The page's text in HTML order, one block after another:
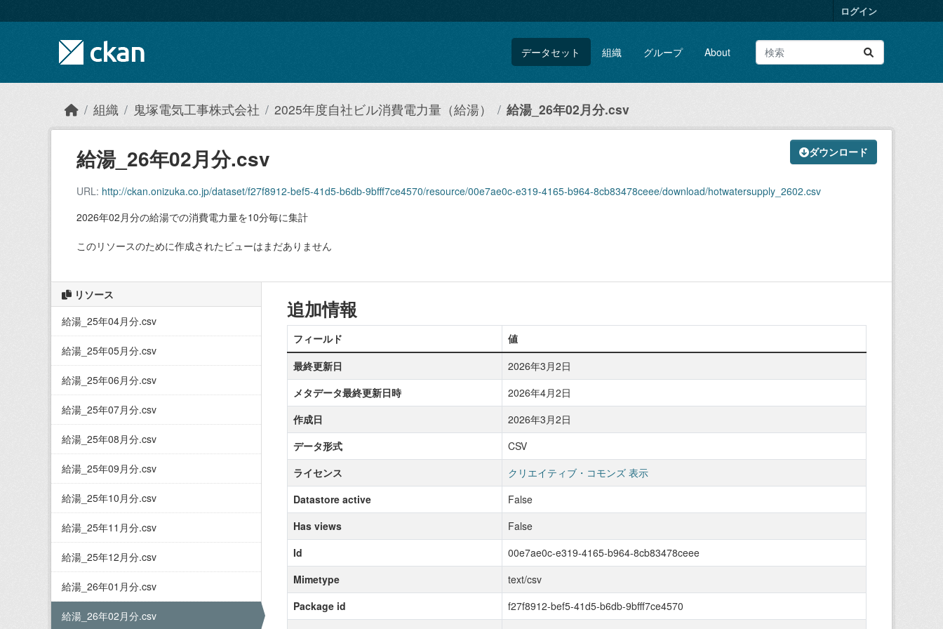
ログイン
データセット 組織 グループ About
組織 鬼塚電気工事株式会社 2025年度自社ビル消費電力量（給湯） 給湯_26年02月分.csv
ダウンロード
給湯_26年02月分.csv
URL: http://ckan.onizuka.co.jp/dataset/f27f8912-bef5-41d5-b6db-9bfff7ce4570/resource/00e7ae0c-e319-4165-b964-8cb83478ceee/download/hotwatersupply_2602.csv
2026年02月分の給湯での消費電力量を10分毎に集計
このリソースのために作成されたビューはまだありません
リソース
給湯_25年04月分.csv
給湯_25年05月分.csv
給湯_25年06月分.csv
給湯_25年07月分.csv
給湯_25年08月分.csv
給湯_25年09月分.csv
給湯_25年10月分.csv
給湯_25年11月分.csv
給湯_25年12月分.csv
給湯_26年01月分.csv
給湯_26年02月分.csv
追加情報
フィールド
値
最終更新日
2026年3月2日
メタデータ最終更新日時
2026年4月2日
作成日
2026年3月2日
データ形式
CSV
ライセンス
クリエイティブ・コモンズ 表示
Datastore active
False
Has views
False
Id
00e7ae0c-e319-4165-b964-8cb83478ceee
Mimetype
text/csv
Package id
f27f8912-bef5-41d5-b6db-9bfff7ce4570